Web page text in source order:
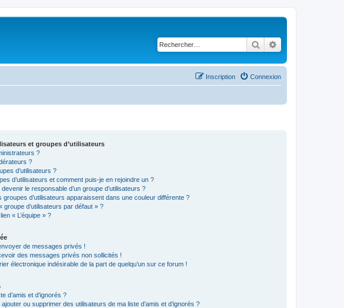
Rechercher
Connexion
Inscription
et groupes d’utilisateurs
?
?
d’utilisateurs ?
d’utilisateurs et comment puis-je en rejoindre un ?
le responsable d’un groupe d’utilisateurs ?
groupes d’utilisateurs apparaissent dans une couleur différente ?
groupe d’utilisateurs par défaut » ?
« L’équipe » ?
de messages privés !
des messages privés non sollicités !
électronique indésirable de la part de quelqu’un sur ce forum !
d’amis et d’ignorés ?
ou supprimer des utilisateurs de ma liste d’amis et d’ignorés ?